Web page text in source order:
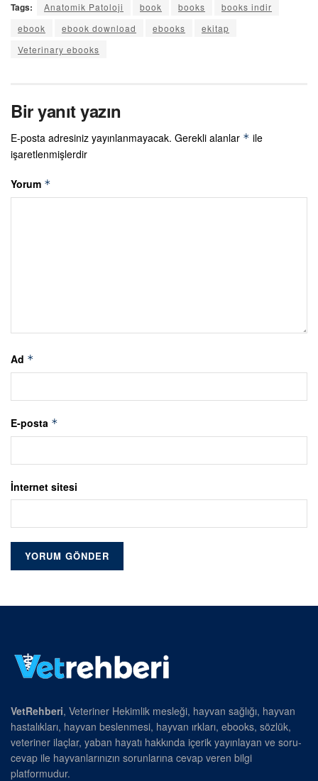
Tags: Anatomik Patoloji book books
books indir
ebook
ebook download ebooks
ekitap
Veterinary ebooks
Bir yanıt yazın
E-posta adresiniz yayınlanmayacak. Gerekli alanlar * ile
işaretlenmişlerdir
Yorum *
Ad *
E-posta *
İnternet sitesi
VetRehberi, Veteriner Hekimlik mesleği, hayvan sağlığı, hayvan
hastalıkları, hayvan beslenmesi, hayvan ırkları, ebooks, sözlük,
veteriner ilaçlar, yaban hayatı hakkında içerik yayınlayan ve soru-
cevap ile hayvanlarınızın sorunlarına cevap veren bilgi
platformudur.